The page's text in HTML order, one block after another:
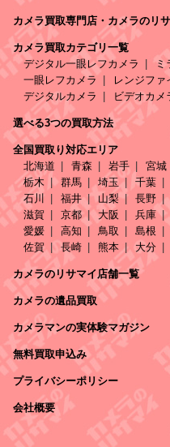
カメラ買取専門店・カメラのリ
カメラ買取カテゴリ一覧
デジタル一眼レフカメラ
一眼レフカメラ
レンジファ
デジタルカメラ
ビデオカメ
選べる3つの買取方法
全国買取り対応エリア
北海道
青森 岩手 宮城
栃木
群馬 埼玉 千葉
石川
福井 山梨 長野
滋賀
京都 大阪 兵庫
愛媛
高知 鳥取 島根
佐賀
長崎 熊本 大分
カメラのリサマイ店舗一覧
カメラの遺品買取
カメラマンの実体験マガジン
無料買取申込み
プライバシーポリシー
会社概要